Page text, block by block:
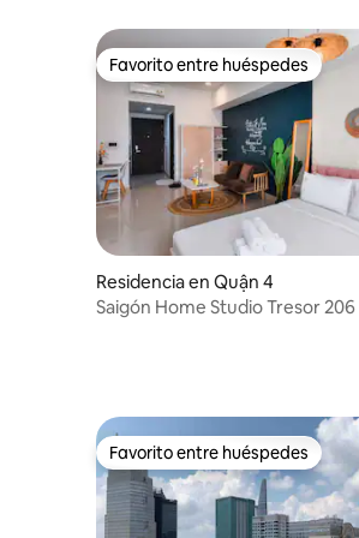
Favorito entre huéspedes
Favorito entre huéspedes
Residencia en Quận 4
Saigón Home Studio Tresor 206
Favorito entre huéspedes
Favorito entre huéspedes